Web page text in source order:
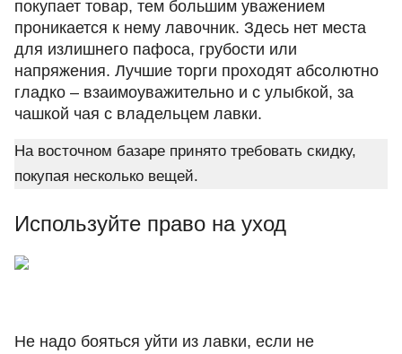
покупает товар, тем большим уважением
проникается к нему лавочник. Здесь нет места
для излишнего пафоса, грубости или
напряжения. Лучшие торги проходят абсолютно
гладко – взаимоуважительно и с улыбкой, за
чашкой чая с владельцем лавки.
На восточном базаре принято требовать скидку,
покупая несколько вещей.
Используйте право на уход
Не надо бояться уйти из лавки, если не